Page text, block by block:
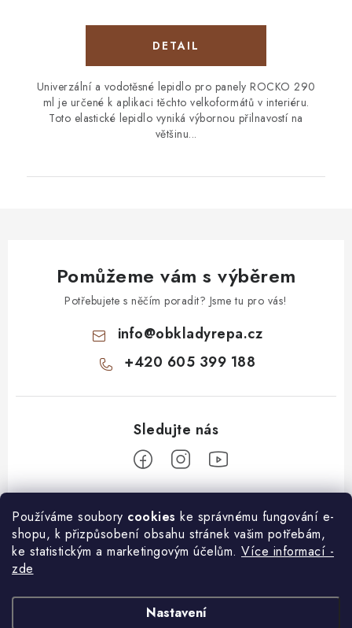
Používáme soubory cookies ke správnému fungování e-
shopu, k přizpůsobení obsahu stránek vašim potřebám,
ke statistickým a marketingovým účelům. Více informací -
zde
Nastavení
Univerzální a vodotěsné lepidlo pro panely ROCKO 290
ml je určené k aplikaci těchto velkoformátů v interiéru.
Toto elastické lepidlo vyniká výbornou přilnavostí na
většinu...
Pomůžeme vám s výběrem
Potřebujete s něčím poradit? Jsme tu pro vás!
info@obkladyrepa.cz
+420 605 399 188
Z
O nákupu
Doprava a platba
Informace pro Vás